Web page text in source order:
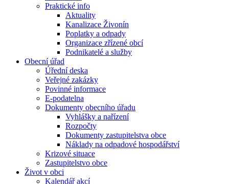
Praktické info
Aktuality
Kanalizace Živonín
Poplatky a odpady
Organizace zřízené obcí
Podnikatelé a služby
Obecní úřad
Úřední deska
Veřejné zakázky
Povinné informace
E-podatelna
Dokumenty obecního úřadu
Vyhlášky a nařízení
Rozpočty
Dokumenty zastupitelstva obce
Náklady na odpadové hospodářství
Krizové situace
Zastupitelstvo obce
Život v obci
Kalendář akcí